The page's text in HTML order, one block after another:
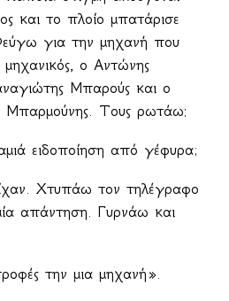
και το πλοίο μπατάρισε
για την μηχανή που
μηχανικός, ο Αντώνης
Μπαρούς και ο
Μπαρμούνης. Τους ρωτάω:
ειδοποίηση από γέφυρα;
Χτυπάω τον τηλέγραφο
απάντηση. Γυρνάω και
την μια μηχανή».